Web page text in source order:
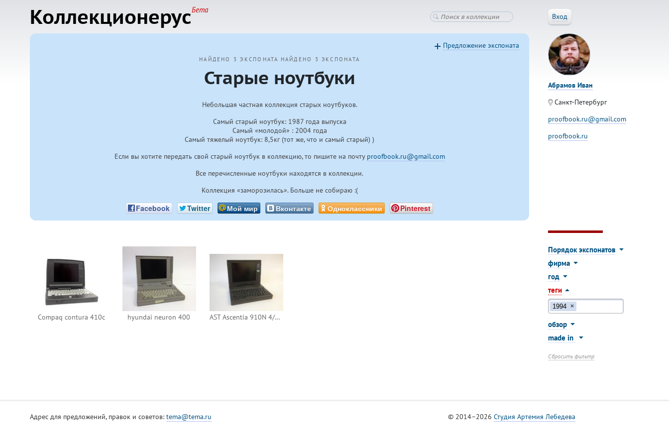
КоллекционерусБета
Вход
НАЙДЕНО 3 ЭКСПОНАТА НАЙДЕНО 3 ЭКСПОНАТА
Старые ноутбуки
Небольшая частная коллекция старых ноутбуков.
Самый старый ноутбук: 1987 года выпуска
Самый «молодой» : 2004 года
Самый тяжелый ноутбук: 8,5кг (тот же, что и самый старый) )
Если вы хотите передать свой старый ноутбук в коллекцию, то пишите на почту proofbook.ru@gmail.com
Все перечисленные ноутбуки находятся в коллекции.
Коллекция «заморозилась». Больше не собираю :(
Facebook Twitter Мой мир Вконтакте Одноклассники Pinterest
Предложение экспоната
Абрамов Иван
Санкт-Петербург
proofbook.ru@gmail.com
proofbook.ru
Compaq contura 410c hyundai neuron 400 AST Ascentia 910N 4/75 CT10
Порядок экспонатов
фирма
год
теги
1994 ×
обзор
made in
Сбросить фильтр
Адрес для предложений, правок и советов: tema@tema.ru © 2014–2026Студия Артемия Лебедева